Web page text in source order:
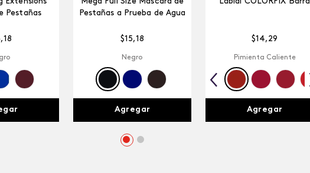
Pestañas
,18
Pestañas a Prueba de Agua
$15,18
Negro
Agregar
$14, 29
Pimienta Caliente
Agregar